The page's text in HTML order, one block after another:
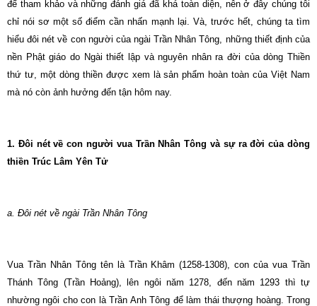
để tham khảo và những đánh giá đã khá toàn diện, nên ở đây chúng tôi
chỉ nói sơ một số điểm cần nhấn mạnh lại. Và, trước hết, chúng ta tìm
hiểu đôi nét về con người của ngài Trần Nhân Tông, những thiết định của
nền Phật giáo do Ngài thiết lập và nguyên nhân ra đời của dòng Thiền
thứ tư, một dòng thiền được xem là sản phẩm hoàn toàn của Việt Nam
mà nó còn ảnh hưởng đến tận hôm nay.
1. Ðôi nét về con người vua Trần Nhân Tông và sự ra đời của dòng
thiền Trúc Lâm Yên Tử
a. Ðôi nét về ngài Trần Nhân Tông
Vua Trần Nhân Tông tên là Trần Khâm (1258-1308), con của vua Trần
Thánh Tông (Trần Hoảng), lên ngôi năm 1278, đến năm 1293 thì tự
nhường ngôi cho con là Trần Anh Tông để làm thái thượng hoàng. Trong